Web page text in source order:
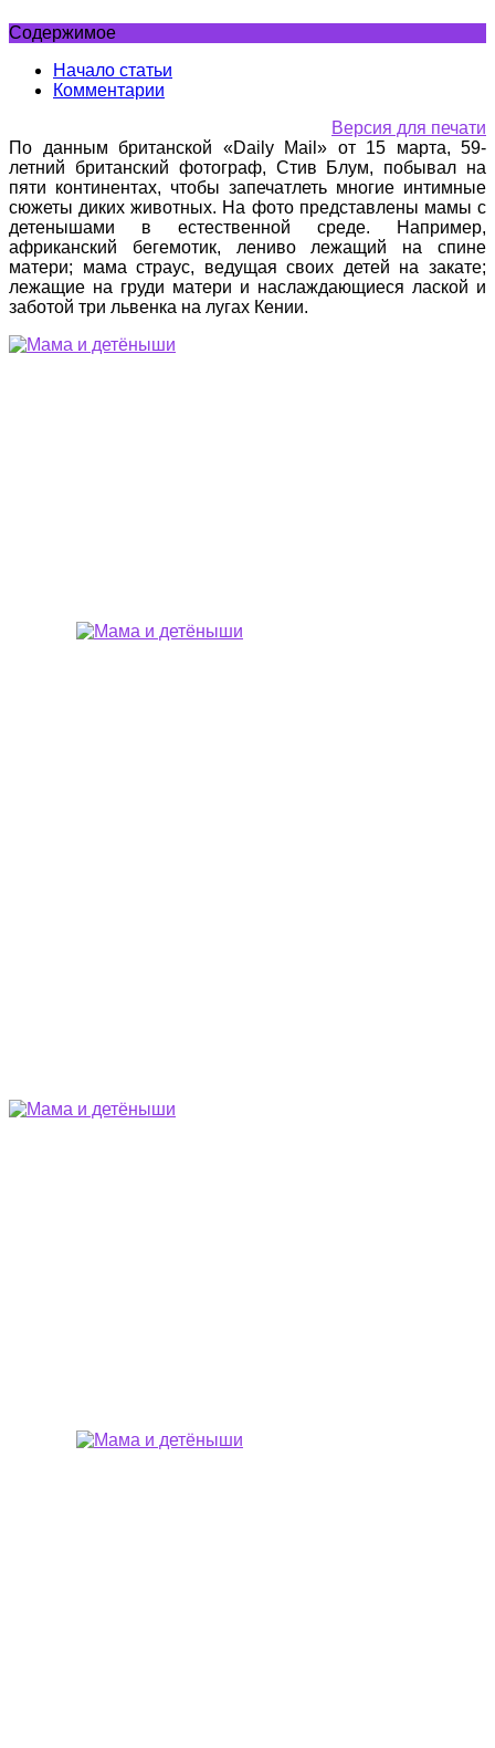
Содержимое
Начало статьи
Комментарии
Версия для печати
По данным британской «Daily Mail» от 15 марта, 59-
летний британский фотограф, Стив Блум, побывал на
пяти континентах, чтобы запечатлеть многие интимные
сюжеты диких животных. На фото представлены мамы с
детенышами в естественной среде. Например,
африканский бегемотик, лениво лежащий на спине
матери; мама страус, ведущая своих детей на закате;
лежащие на груди матери и наслаждающиеся лаской и
заботой три львенка на лугах Кении.